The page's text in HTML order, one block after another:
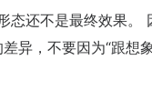
还不是最终效果。
异，不要因为“跟想